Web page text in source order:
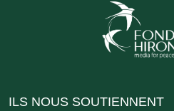
ILS NOUS SOUTIENNENT